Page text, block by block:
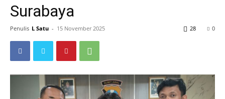
Surabaya
Penulis L Satu - 15 November 2025 0
28